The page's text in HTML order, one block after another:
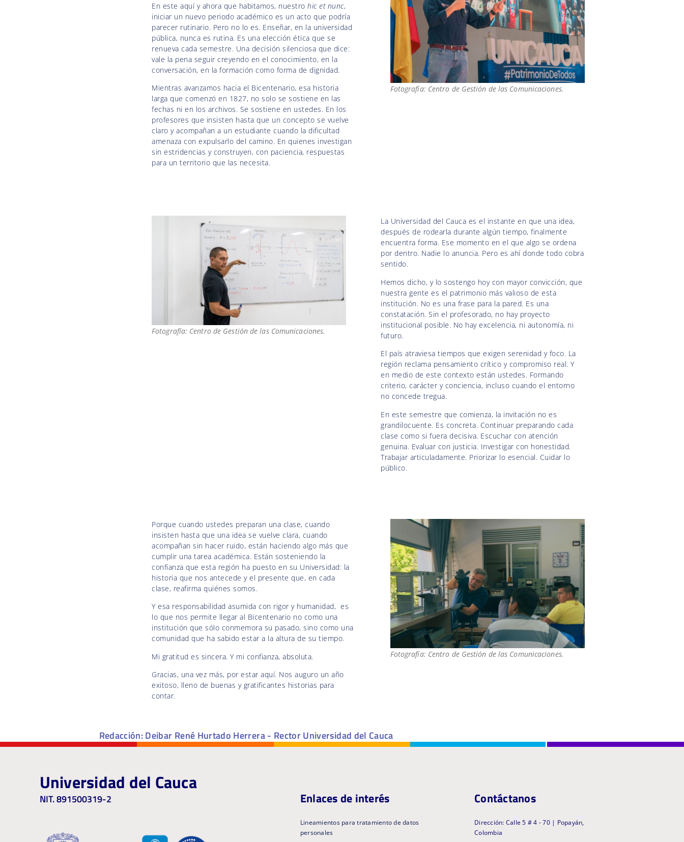
En este aquí y ahora que habitamos, nuestro hic et nunc,
iniciar un nuevo periodo académico es un acto que podría
parecer rutinario. Pero no lo es. Enseñar, en la universidad
pública, nunca es rutina. Es una elección ética que se
renueva cada semestre. Una decisión silenciosa que dice:
vale la pena seguir creyendo en el conocimiento, en la
conversación, en la formación como forma de dignidad.
Mientras avanzamos hacia el Bicentenario, esa historia
larga que comenzó en 1827, no solo se sostiene en las
fechas ni en los archivos. Se sostiene en ustedes. En los
profesores que insisten hasta que un concepto se vuelve
claro y acompañan a un estudiante cuando la dificultad
amenaza con expulsarlo del camino. En quienes investigan
sin estridencias y construyen, con paciencia, respuestas
para un territorio que las necesita.
Fotografía: Centro de Gestión de las Comunicaciones.
Fotografía: Centro de Gestión de las Comunicaciones.
La Universidad del Cauca es el instante en que una idea,
después de rodearla durante algún tiempo, finalmente
encuentra forma. Ese momento en el que algo se ordena
por dentro. Nadie lo anuncia. Pero es ahí donde todo cobra
sentido.
Hemos dicho, y lo sostengo hoy con mayor convicción, que
nuestra gente es el patrimonio más valioso de esta
institución. No es una frase para la pared. Es una
constatación. Sin el profesorado, no hay proyecto
institucional posible. No hay excelencia, ni autonomía, ni
futuro.
El país atraviesa tiempos que exigen serenidad y foco. La
región reclama pensamiento crítico y compromiso real. Y
en medio de este contexto están ustedes. Formando
criterio, carácter y conciencia, incluso cuando el entorno
no concede tregua.
En este semestre que comienza, la invitación no es
grandilocuente. Es concreta. Continuar preparando cada
clase como si fuera decisiva. Escuchar con atención
genuina. Evaluar con justicia. Investigar con honestidad.
Trabajar articuladamente. Priorizar lo esencial. Cuidar lo
público.
Porque cuando ustedes preparan una clase, cuando
insisten hasta que una idea se vuelve clara, cuando
acompañan sin hacer ruido, están haciendo algo más que
cumplir una tarea académica. Están sosteniendo la
confianza que esta región ha puesto en su Universidad: la
historia que nos antecede y el presente que, en cada
clase, reafirma quiénes somos.
Y esa responsabilidad asumida con rigor y humanidad, es
lo que nos permite llegar al Bicentenario no como una
institución que sólo conmemora su pasado, sino como una
comunidad que ha sabido estar a la altura de su tiempo.
Mi gratitud es sincera. Y mi confianza, absoluta.
Gracias, una vez más, por estar aquí. Nos auguro un año
exitoso, lleno de buenas y gratificantes historias para
contar.
Fotografía: Centro de Gestión de las Comunicaciones.
Redacción: Deibar René Hurtado Herrera - Rector Universidad del Cauca
Universidad del Cauca
NIT. 891500319-2 Enlaces de interés
Lineamientos para tratamiento de datos
personales
Contáctanos
Dirección: Calle 5 # 4 - 70 | Popayán,
Colombia